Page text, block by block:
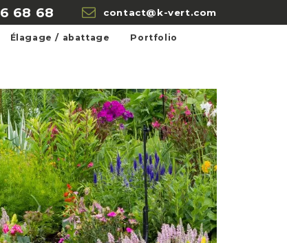
68 68 contact@k-vert.com
Élagage / abattage Portfolio